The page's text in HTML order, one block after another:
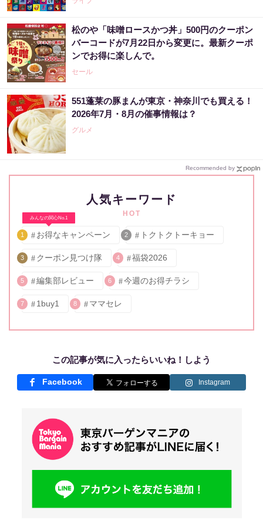
松のや「味噌ロースかつ丼」500円のクーポン
バーコードが7月22日から変更に。最新クーポ
ンでお得に楽しんで。
セール
551蓬莱の豚まんが東京・神奈川でも買える！
2026年7月・8月の催事情報は？
グルメ
Recommended by
人気キーワード
HOT
みんなの関心No.1
1 お得なキャンペーン 2 トクトクトーキョー
3 クーポン見つけ隊 4 福袋2026
5 編集部レビュー 6 今週のお得チラシ
7 1buy1 8 ママセレ
この記事が気に入ったらいいね！しよう
Facebook Instagram